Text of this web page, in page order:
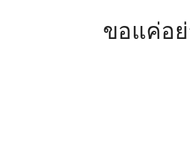
ขอแค่อย่